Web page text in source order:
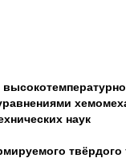
наук
твёрдого